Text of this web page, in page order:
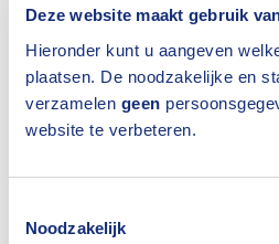
Deze website maakt gebruik
Hieronder kunt u aangeven
plaatsen. De noodzakelijke en
verzamelen geen
website te verbeteren.
Noodzakelijk
Voor verzekeraars geldt dat
veranderen van aard, maar
kunnen AI gebruiken.
Verbond zijn dat regelgeving
bijdragen aan een gelijk
techniekneutraal moet zijn